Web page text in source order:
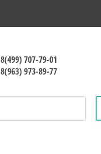
8(499) 707-79-01
8(963) 973-89-77